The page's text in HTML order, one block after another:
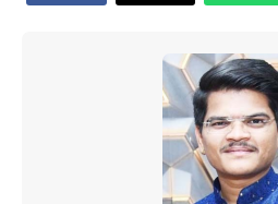
o er sA
p
p
es
t